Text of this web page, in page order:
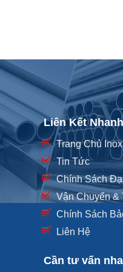
Liên Kết Nhanh
Trang Chủ
Tin Tức
Chính Sách
Vận Chuyển &
Chính Sách
Liên Hệ
Cần tư vấn